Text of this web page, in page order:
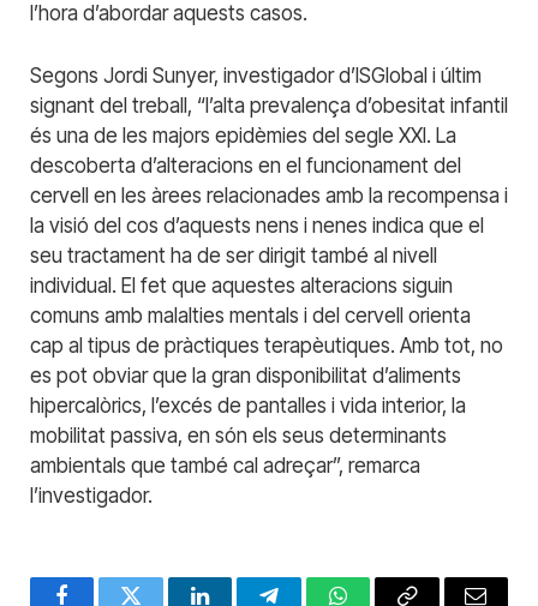
l’hora d’abordar aquests casos.
Segons Jordi Sunyer, investigador d’ISGlobal i últim
signant del treball, “l’alta prevalença d’obesitat infantil
és una de les majors epidèmies del segle XXI. La
descoberta d’alteracions en el funcionament del
cervell en les àrees relacionades amb la recompensa i
la visió del cos d’aquests nens i nenes indica que el
seu tractament ha de ser dirigit també al nivell
individual. El fet que aquestes alteracions siguin
comuns amb malalties mentals i del cervell orienta
cap al tipus de pràctiques terapèutiques. Amb tot, no
es pot obviar que la gran disponibilitat d’aliments
hipercalòrics, l’excés de pantalles i vida interior, la
mobilitat passiva, en són els seus determinants
ambientals que també cal adreçar”, remarca
l’investigador.